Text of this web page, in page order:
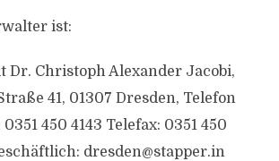
ist:
Dr. Christoph Alexander Jacobi,
41, 01307 Dresden, Telefon
450 4143 Telefax: 0351 450
dresden@stapper.in